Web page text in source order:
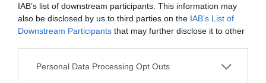
IAB’s list of downstream participants. This information may
also be disclosed by us to third parties on the IAB’s List of
Downstream Participants that may further disclose it to other
Personal Data Processing Opt Outs